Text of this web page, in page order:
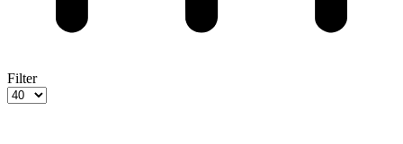
Filter